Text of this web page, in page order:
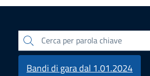
Cerca per parola chiave
Bandi di gara dal 1.01.2024